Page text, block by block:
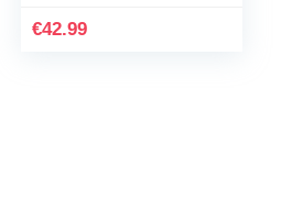
waterdicht Retro…
€42.99